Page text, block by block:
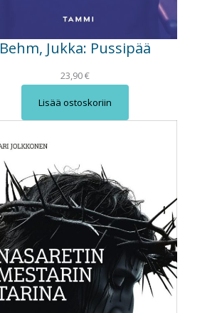
Behm, Jukka: Pussipää
23,90€
Lisää ostoskoriin